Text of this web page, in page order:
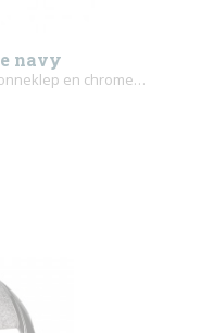
navy
en chrome…